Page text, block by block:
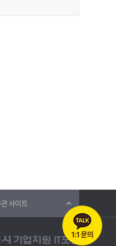
담당자 휴대폰번호,
사이트